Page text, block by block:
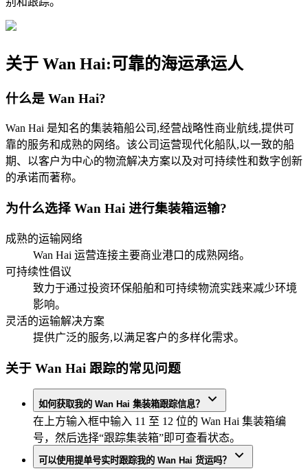
关于 Wan Hai:可靠的海运承运人
什么是 Wan Hai?
Wan Hai 是知名的集装箱船公司,经营战略性商业航线,提供可
靠的服务和成熟的网络。该公司运营现代化船队,以一致的船
期、以客户为中心的物流解决方案以及对可持续性和数字创新
的承诺而著称。
为什么选择 Wan Hai 进行集装箱运输?
成熟的运输网络
Wan Hai 运营连接主要商业港口的成熟网络。
可持续性倡议
致力于通过投资环保船舶和可持续物流实践来减少环境
影响。
灵活的运输解决方案
提供广泛的服务,以满足客户的多样化需求。
关于 Wan Hai 跟踪的常见问题
如何获取我的 Wan Hai 集装箱跟踪信息？
在上方输入框中输入 11 至 12 位的 Wan Hai 集装箱编
号，然后选择“跟踪集装箱”即可查看状态。
可以使用提单号实时跟踪我的 Wan Hai 货运吗？